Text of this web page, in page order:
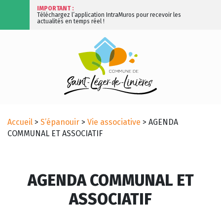
IMPORTANT :
Téléchargez l’application IntraMuros pour recevoir les
actualités en temps réel !
Accueil > S’épanouir > Vie associative > AGENDA
COMMUNAL ET ASSOCIATIF
AGENDA COMMUNAL ET
ASSOCIATIF